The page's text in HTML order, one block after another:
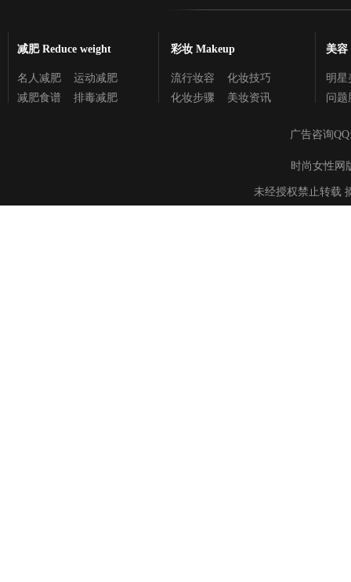
减肥 Reduce weight
名人减肥
运动减肥
减肥食谱
排毒减肥
彩妆 Makeup
流行妆容
化妆技巧
化妆步骤
美妆资讯
美容
明星
问题
广告咨询
时尚女性网
未经授权禁止转载